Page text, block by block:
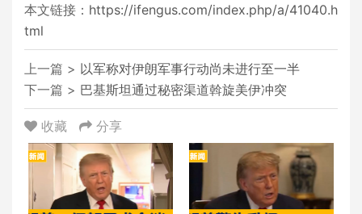
本文链接： https://ifengus.com/index.php/a/41040.h
tml
上一篇 > 以军称对伊朗军事行动尚未进行至一半
下一篇 > 巴基斯坦通过秘密渠道斡旋美伊冲突
收藏 分享